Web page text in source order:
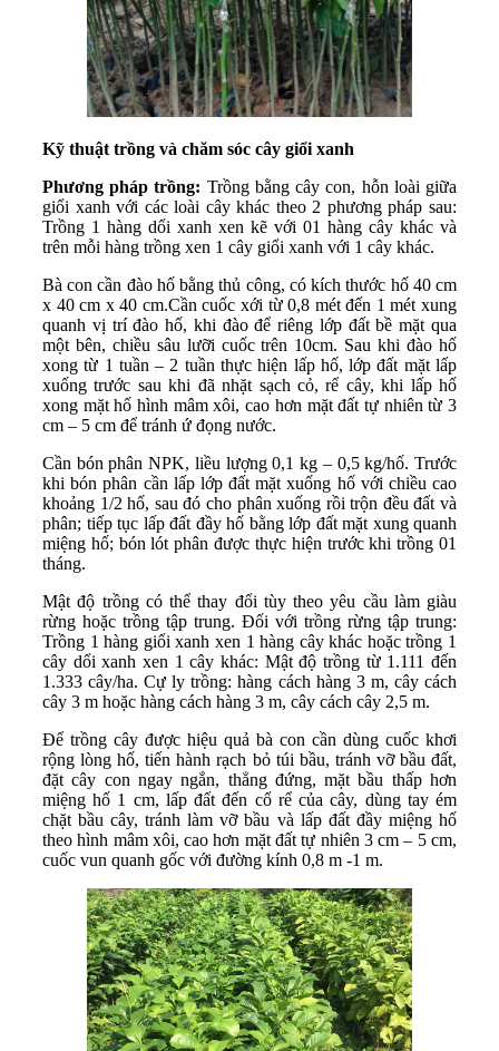
Kỹ thuật trồng và chăm sóc cây giổi xanh
Phương pháp trồng: Trồng bằng cây con, hỗn loài giữa
giổi xanh với các loài cây khác theo 2 phương pháp sau:
Trồng 1 hàng dổi xanh xen kẽ với 01 hàng cây khác và
trên mỗi hàng trồng xen 1 cây giổi xanh với 1 cây khác.
Bà con cần đào hố bằng thủ công, có kích thước hố 40 cm
x 40 cm x 40 cm.Cần cuốc xới từ 0,8 mét đến 1 mét xung
quanh vị trí đào hố, khi đào để riêng lớp đất bề mặt qua
một bên, chiều sâu lưỡi cuốc trên 10cm. Sau khi đào hố
xong từ 1 tuần – 2 tuần thực hiện lấp hố, lớp đất mặt lấp
xuống trước sau khi đã nhặt sạch cỏ, rể cây, khi lấp hố
xong mặt hố hình mâm xôi, cao hơn mặt đất tự nhiên từ 3
cm – 5 cm để tránh ứ đọng nước.
Cần bón phân NPK, liều lượng 0,1 kg – 0,5 kg/hố. Trước
khi bón phân cần lấp lớp đất mặt xuống hố với chiều cao
khoảng 1/2 hố, sau đó cho phân xuống rồi trộn đều đất và
phân; tiếp tục lấp đất đầy hố bằng lớp đất mặt xung quanh
miệng hố; bón lót phân được thực hiện trước khi trồng 01
tháng.
Mật độ trồng có thể thay đổi tùy theo yêu cầu làm giàu
rừng hoặc trồng tập trung. Đối với trồng rừng tập trung:
Trồng 1 hàng giổi xanh xen 1 hàng cây khác hoặc trồng 1
cây dổi xanh xen 1 cây khác: Mật độ trồng từ 1.111 đến
1.333 cây/ha. Cự ly trồng: hàng cách hàng 3 m, cây cách
cây 3 m hoặc hàng cách hàng 3 m, cây cách cây 2,5 m.
Để trồng cây được hiệu quả bà con cần dùng cuốc khơi
rộng lòng hố, tiến hành rạch bỏ túi bầu, tránh vỡ bầu đất,
đặt cây con ngay ngắn, thẳng đứng, mặt bầu thấp hơn
miệng hố 1 cm, lấp đất đến cổ rể của cây, dùng tay ém
chặt bầu cây, tránh làm vỡ bầu và lấp đất đầy miệng hố
theo hình mâm xôi, cao hơn mặt đất tự nhiên 3 cm – 5 cm,
cuốc vun quanh gốc với đường kính 0,8 m -1 m.